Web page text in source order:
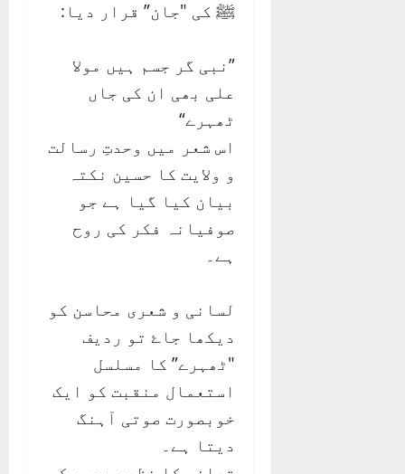
ﷺ کی "جان” قرار دیا:
”نبی گر جسم ہیں مولا
علی بھی ان کی جاں
ٹھہرے“
اس شعر میں وحدتِ رسالت
و ولایت کا حسین نکتہ
بیان کیا گیا ہے جو
صوفیانہ فکر کی روح
ہے۔
لسانی و شعری محاسن کو
دیکھا جاۓ تو ردیف
"ٹھہرے” کا مسلسل
استعمال منقبت کو ایک
خوبصورت صوتی آہنگ
دیتا ہے۔